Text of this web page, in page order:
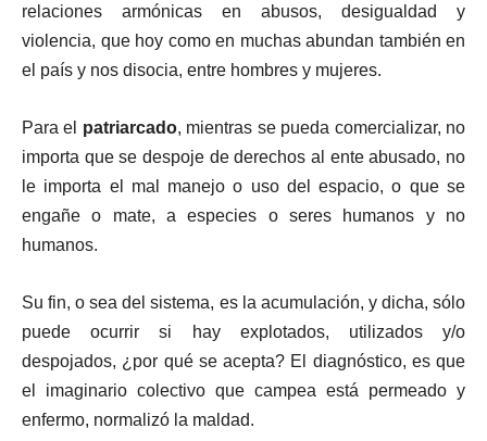
relaciones armónicas en abusos, desigualdad y
violencia, que hoy como en muchas abundan también en
el país y nos disocia, entre hombres y mujeres.
Para el patriarcado, mientras se pueda comercializar, no
importa que se despoje de derechos al ente abusado, no
le importa el mal manejo o uso del espacio, o que se
engañe o mate, a especies o seres humanos y no
humanos.
Su fin, o sea del sistema, es la acumulación, y dicha, sólo
puede ocurrir si hay explotados, utilizados y/o
despojados, ¿por qué se acepta? El diagnóstico, es que
el imaginario colectivo que campea está permeado y
enfermo, normalizó la maldad.